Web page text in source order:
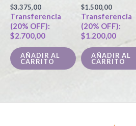
$3.375,00
Transferencia
(20% OFF):
$2.700,00
AÑADIR AL
CARRITO
$1.500,00
Transferencia
(20% OFF):
$1.200,00
AÑADIR AL
CARRITO